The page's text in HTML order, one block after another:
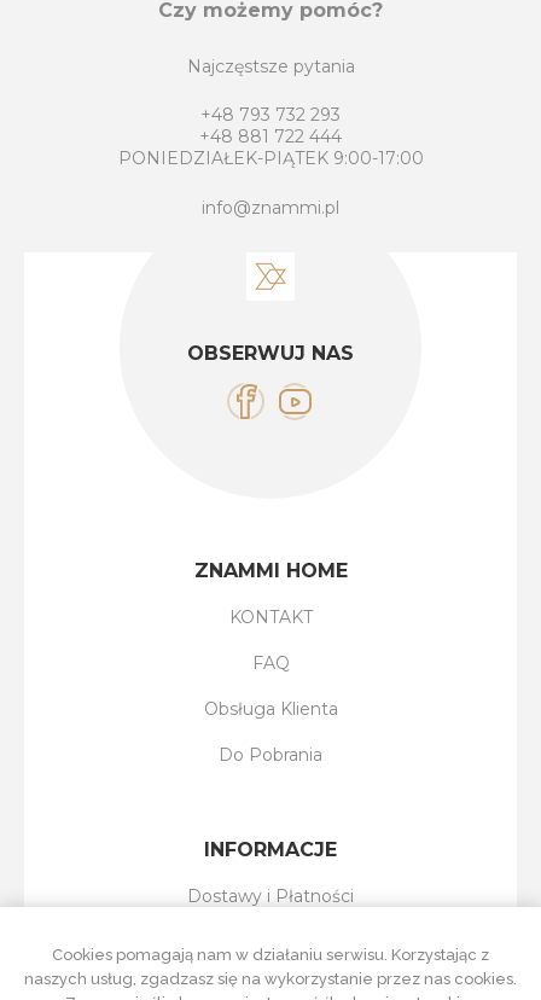
Czy możemy pomóc?
Najczęstsze pytania
+48 793 732 293
+48 881 722 444
PONIEDZIAŁEK-PIĄTEK 9:00-17:00
info@znammi.pl
OBSERWUJ NAS
ZNAMMI HOME
KONTAKT
FAQ
Obsługa Klienta
Do Pobrania
INFORMACJE
Dostawy i Płatności
Regulamin Sklepu
Cookies pomagają nam w działaniu serwisu. Korzystając z
naszych usług, zgadzasz się na wykorzystanie przez nas cookies.